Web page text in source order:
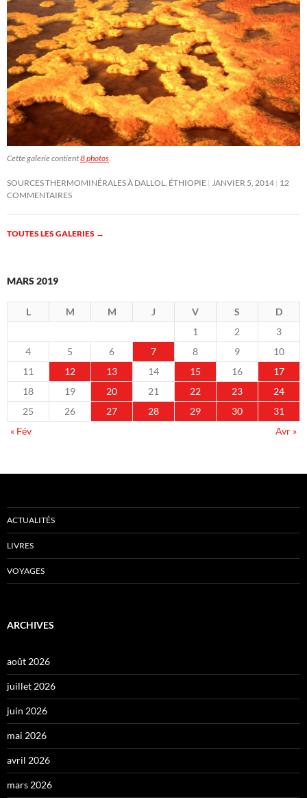
Cette galerie contient8 photos.
SOURCES THERMOMINÉRALES À DALLOL, ÉTHIOPIE JANVIER 5, 2014 12
COMMENTAIRES
TOUTES LES GALERIES →
MARS 2019
L M M J V S
D
1
2
3
4
5 6 7 8 9
10
11
12 13 14 15 16
17
18
19 20 21 22 23
24
25
26 27 28 29 30
31
« Fév
Avr »
ACTUALITÉS
LIVRES
VOYAGES
ARCHIVES
août 2026
juillet 2026
juin 2026
mai 2026
avril 2026
mars 2026